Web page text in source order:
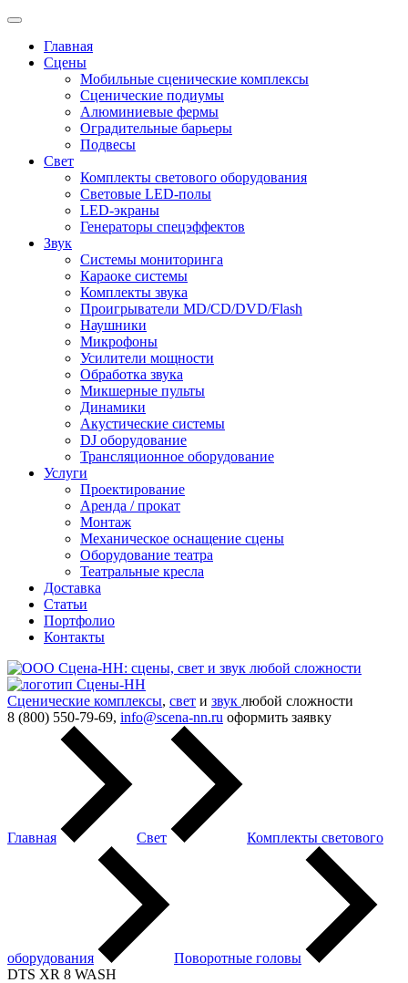
Главная
Сцены
Мобильные сценические комплексы
Сценические подиумы
Алюминиевые фермы
Оградительные барьеры
Подвесы
Свет
Комплекты светового оборудования
Световые LED-полы
LED-экраны
Генераторы спецэффектов
Звук
Системы мониторинга
Караоке системы
Комплекты звука
Проигрыватели MD/CD/DVD/Flash
Наушники
Микрофоны
Усилители мощности
Обработка звука
Микшерные пульты
Динамики
Акустические системы
DJ оборудование
Трансляционное оборудование
Услуги
Проектирование
Аренда / прокат
Монтаж
Механическое оснащение сцены
Оборудование театра
Театральные кресла
Доставка
Статьи
Портфолио
Контакты
Сценические комплексы, свет и звук любой сложности
8 (800) 550-79-69, info@scena-nn.ru оформить заявку
Главная Свет Комплекты светового
оборудования
Поворотные головы
DTS XR 8 WASH